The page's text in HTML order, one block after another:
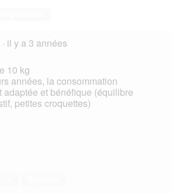
· il y a 3 années
10 kg
années, la consommation
adaptée et bénéfique (équilibre
petites croquettes)